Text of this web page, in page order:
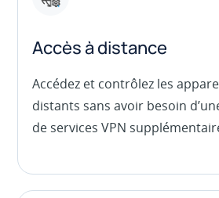
Accès à distance
Accédez et contrôlez les
distants sans avoir besoin
de services VPN